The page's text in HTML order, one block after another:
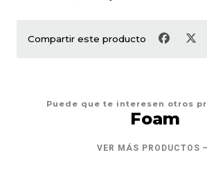
Compartir este producto
Puede que te interesen otros
Foam
VER MÁS PRODUCTOS